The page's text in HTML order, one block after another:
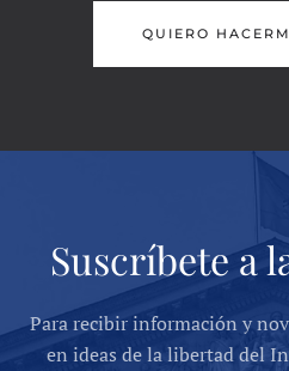
QUIERO
Suscríbete a
Para recibir información y
en ideas de la libertad del